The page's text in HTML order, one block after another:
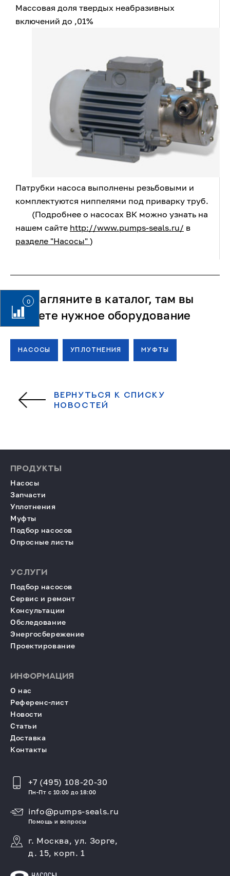
0
Массовая доля твердых неабразивных
включений до ,01%
Патрубки насоса выполнены резьбовыми и
комплектуются ниппелями под приварку труб.
(Подробнее о насосах ВК можно узнать на
нашем сайте http://www.pumps-seals.ru/ в
разделе "Насосы" )
Загляните в каталог, там вы
найдете нужное оборудование
НАСОСЫ УПЛОТНЕНИЯ МУФТЫ
ВЕРНУТЬСЯ К СПИСКУ
НОВОСТЕЙ
ПРОДУКТЫ
Насосы
Запчасти
Уплотнения
Муфты
Подбор насосов
Опросные листы
УСЛУГИ
Подбор насосов
Сервис и ремонт
Консультации
Обследование
Энергосбережение
Проектирование
ИНФОРМАЦИЯ
О нас
Референс-лист
Новости
Статьи
Доставка
Контакты
+7 (495) 108-20-30
Пн-Пт с 10:00 до 18:00
info@pumps-seals.ru
Помощь и вопросы
г. Москва, ул. Зорге,
д. 15, корп. 1